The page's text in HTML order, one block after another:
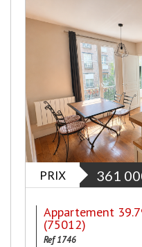
PRIX 361
Appartement
(75012)
Ref 1746